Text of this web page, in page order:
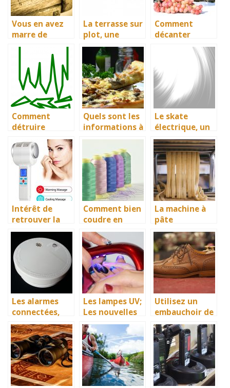
Vous en avez
marre de
perdre vos
La terrasse sur
plot, une
nouvelle forme
de terrasse
esthétique et à
moindre coût
Comment
décanter
facilement le
Comment
détruire
minutieuseme
nt des
documents
importants?
Quels sont les
informations à
savoir pour
choisir un four
à pizza
électrique?
Le skate
électrique, un
moyen de
transport
innovateur et
facilitateur
pour assurer
un excellent
déplacement
Intérêt de
retrouver la
santé grâce
aux bienfaits
de l’appareil
crythérapie
Comment bien
coudre en
gagnant du
temps ? La
machine à
broder bien sûr
La machine à
pâte
électrique, une
machine
adapté pour la
transformatio
n et la cuisson
de vos pâtes
Les alarmes
connectées,
d’excellents
accessoires de
surveillance
des biens et
des personnes
Les lampes UV;
Les nouvelles
stars de la
cosmétique
Utilisez un
embauchoir de
chaussure pour
préserver vos
souliers